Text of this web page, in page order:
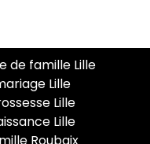
de famille Lille
Lille
Lille
Lille